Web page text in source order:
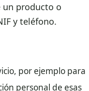
un producto o
y teléfono.
por ejemplo para
personal de esas